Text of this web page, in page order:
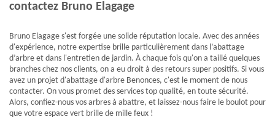
contactez Bruno Elagage
Bruno Elagage s'est forgée une solide réputation locale. Avec des années
d'expérience, notre expertise brille particulièrement dans l’abattage
d’arbre et dans l'entretien de jardin. À chaque fois qu'on a taillé quelques
branches chez nos clients, on a eu droit à des retours super positifs. Si vous
avez un projet d'abattage d'arbre Benonces, c'est le moment de nous
contacter. On vous promet des services top qualité, en toute sécurité.
Alors, confiez-nous vos arbres à abattre, et laissez-nous faire le boulot pour
que votre espace vert brille de mille feux !